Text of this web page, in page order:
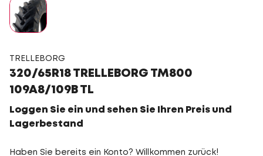
TRELLEBORG
320/65R18 TRELLEBORG TM800
109A8/109B TL
Loggen Sie ein und sehen Sie Ihren Preis und
Lagerbestand
Haben Sie bereits ein Konto? Willkommen zurück!